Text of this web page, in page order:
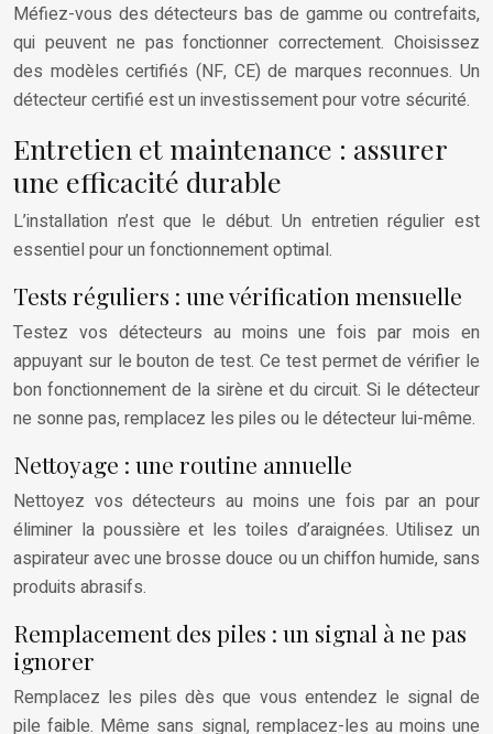
Méfiez-vous des détecteurs bas de gamme ou contrefaits,
qui peuvent ne pas fonctionner correctement. Choisissez
des modèles certifiés (NF, CE) de marques reconnues. Un
détecteur certifié est un investissement pour votre sécurité.
Entretien et maintenance : assurer
une efficacité durable
L’installation n’est que le début. Un entretien régulier est
essentiel pour un fonctionnement optimal.
Tests réguliers : une vérification mensuelle
Testez vos détecteurs au moins une fois par mois en
appuyant sur le bouton de test. Ce test permet de vérifier le
bon fonctionnement de la sirène et du circuit. Si le détecteur
ne sonne pas, remplacez les piles ou le détecteur lui-même.
Nettoyage : une routine annuelle
Nettoyez vos détecteurs au moins une fois par an pour
éliminer la poussière et les toiles d’araignées. Utilisez un
aspirateur avec une brosse douce ou un chiffon humide, sans
produits abrasifs.
Remplacement des piles : un signal à ne pas
ignorer
Remplacez les piles dès que vous entendez le signal de
pile faible. Même sans signal, remplacez-les au moins une